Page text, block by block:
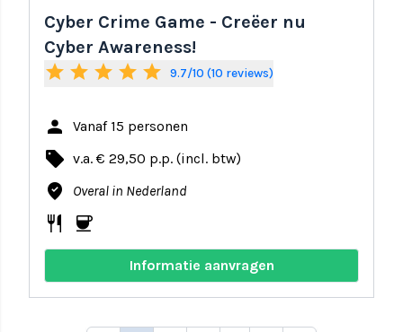
Cyber Crime Game - Creëer nu
Cyber Awareness!
star star star star star 9.7/10 (10 reviews)
person Vanaf 15 personen
local_offer v.a. € 29,50 p.p. (incl. btw)
where_to_vote Overal in Nederland
restaurant coffee
Informatie aanvragen